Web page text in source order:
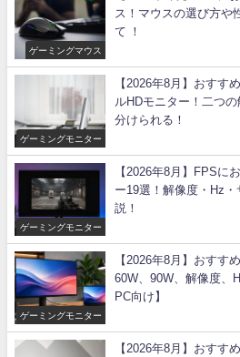
ゲーミングマウス
ス！マウスの選び方や
て ！
ゲーミングモニター
【2026年8月】おすす
ルHDモニター！二つ
分けられる！
ゲーミングモニター
【2026年8月】FPSに
ー19選！解像度・Hz
説！
ゲーミングモニター
【2026年8月】おすす
60W、90W、解像度、
PC向け】
【2026年8月】おすす